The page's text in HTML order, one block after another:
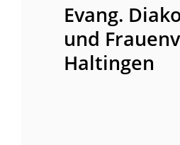
Evang.
und
Haltingen